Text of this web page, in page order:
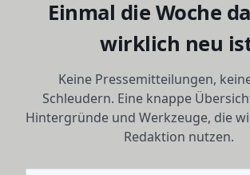
Einmal die Woche
wirklich neu
Keine Pressemitteilungen,
Schleudern. Eine knappe
Hintergründe und Werkzeuge, die
Redaktion nutzen.